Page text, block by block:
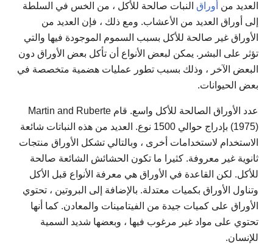
العديد من أوراق النبات صالحة للأكل ، من الخس في السلطة
إلى أوراق العديد من الأعشاب. ومع ذلك ، فإن العديد من
الأوراق غير صالحة للأكل بسبب السموم الموجودة فيها والتي
تؤثر على البشر. يمكن لبعض الأنواع أن تأكل بعض الأوراق دون
البعض الآخر ، وذلك بسبب تطور عمليات هضمية متخصصة في
بعض الحيوانات.
عدد الأوراق الصالحة للأكل واسع. قام Martin and Ruberte
(1975) بإدراج حوالي 1500 نوع. العديد من هذه النباتات شائعة
الاستخدام لاستخدامات أخرى ، وبالتالي تشكل الأوراق منتجات
ثانوية غير معروفة. كثيرا ما تكون الحشائش الشائعة صالحة
للأكل. لكن القاعدة في الأوراق هي معرفة الأنواع قبل الأكل
وتناول الأوراق بكميات معتدلة. بالإضافة إلى البروتين ، تحتوي
الأوراق على كميات جيدة من الفيتامينات والمعادن. كما أنها
تحتوي على مواد غير مرغوب فيها ، وبعضها شديد السمية
للإنسان.